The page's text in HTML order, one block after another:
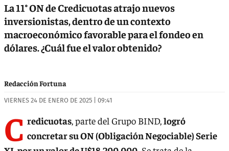
La 11° ON de Credicuotas atrajo nuevos
inversionistas, dentro de un contexto
macroeconómico favorable para el fondeo en
dólares. ¿Cuál fue el valor obtenido?
Redacción Fortuna
VIERNES 24 DE ENERO DE 2025 | 09:41
C redicuotas, parte del Grupo BIND,logró
concretar su ON (Obligación Negociable) Serie